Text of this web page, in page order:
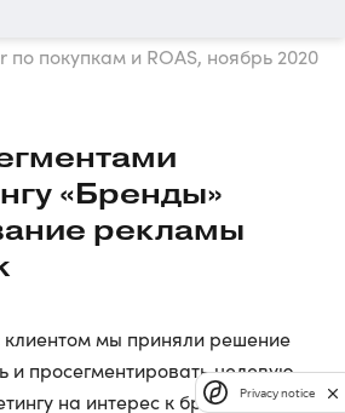
покупкам и ROAS, ноябрь 2020
«Бренды»
рекламы
клиентом мы приняли решение
и просегментировать целевую
на интерес к брендам.Privacy notice